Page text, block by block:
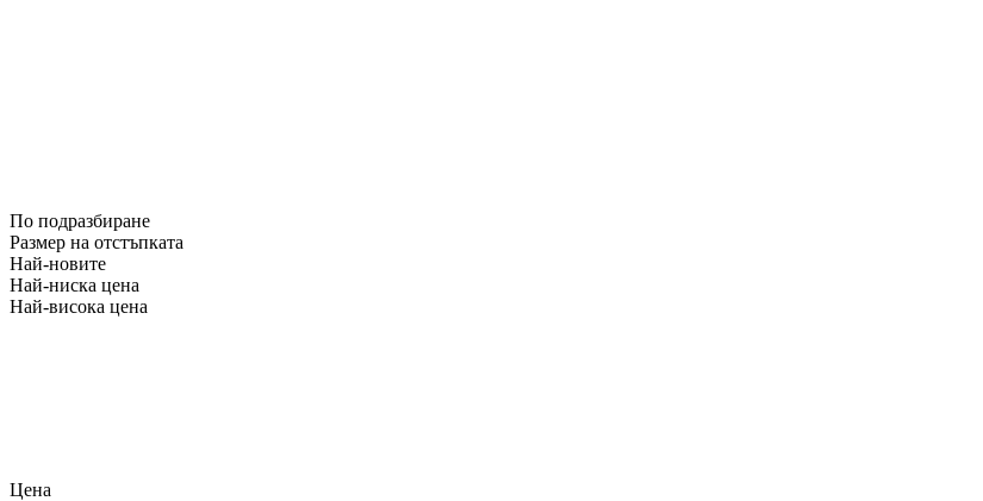
По подразбиране
Размер на отстъпката
Най-новите
Най-ниска цена
Най-висока цена
Цена